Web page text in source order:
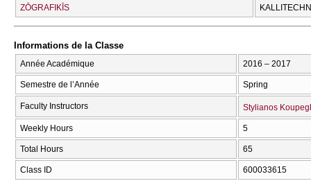
ZŌGRAFIKĪS
Informations de la Classe
Année Académique 2016 – 2017
Semestre de l’Année Spring
Faculty Instructors Stylianos
Weekly Hours 5
Total Hours 65
Class ID 600033615